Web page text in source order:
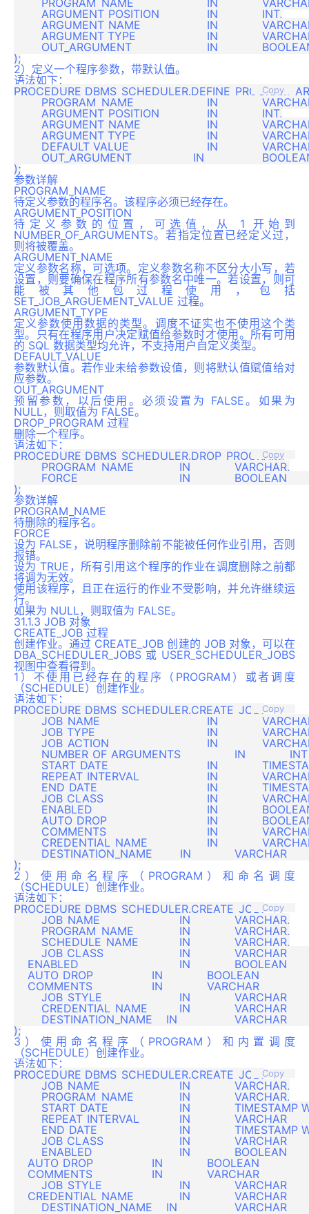
2）定义一个程序参数，带默认值。
语法如下：
Copy
PROCEDURE
参数详解
PROGRAM_NAME
待定义参数的程序名。该程序必须已经存在。
ARGUMENT_POSITION
待定义参数的位置，可选值，从 1 开始到
NUMBER_OF_ARGUMENTS。若指定位置已经定义过，
则将被覆盖。
ARGUMENT_NAME
定义参数名称，可选项。定义参数名称不区分大小写，若
设置，则要确保在程序所有参数名中唯一。若设置，则可
能被其他包过程使用，包括
SET_JOB_ARGUEMENT_VALUE 过程。
ARGUMENT_TYPE
定义参数使用数据的类型。调度不证实也不使用这个类
型。只有在程序用户决定赋值给参数时才使用。所有可用
的 SQL 数据类型均允许，不支持用户自定义类型。
DEFAULT_VALUE
参数默认值。若作业未给参数设值，则将默认值赋值给对
应参数。
OUT_ARGUMENT
预留参数，以后使用。必须设置为 FALSE。如果为
NULL，则取值为 FALSE。
DROP_PROGRAM 过程
删除一个程序。
语法如下：
Copy
PROCEDURE DBMS_SCHEDULER.DROP_PROGRAM(
参数详解
PROGRAM_NAME
待删除的程序名。
FORCE
设为 FALSE，说明程序删除前不能被任何作业引用，否则
报错。
设为 TRUE，所有引用这个程序的作业在调度删除之前都
将调为无效。
使用该程序，且正在运行的作业不受影响，并允许继续运
行。
如果为 NULL，则取值为 FALSE。
31.1.3 JOB 对象
CREATE_JOB 过程
创建作业。通过 CREATE_JOB 创建的 JOB 对象，可以在
DBA_SCHEDULER_JOBS 或 USER_SCHEDULER_JOBS
视图中查看得到。
1）不使用已经存在的程序（PROGRAM）或者调度
（SCHEDULE）创建作业。
语法如下：
Copy
PROCEDURE DBMS_SCHEDULER.CREATE_JOB(
2）使用命名程序（PROGRAM）和命名调度
（SCHEDULE）创建作业。
语法如下：
Copy
PROCEDURE DBMS_SCHEDULER.CREATE_JOB(
    ENABLED				IN 		BOOLEAN 		DEFAULT FALSE,
    AUTO_DROP			IN 		BOOLEAN 		DEFAULT TRUE,
    COMMENTS			IN 		VARCHAR 		DEFAULT NULL,
3）使用命名程序（PROGRAM）和内置调度
（SCHEDULE）创建作业。
语法如下：
Copy
PROCEDURE DBMS_SCHEDULER.CREATE_JOB(
    AUTO_DROP			IN 		BOOLEAN 		DEFAULT TRUE,
    COMMENTS			IN 		VARCHAR 		DEFAULT NULL,
    CREDENTIAL_NAME		IN 		VARCHAR 		DEFAULT NULL,